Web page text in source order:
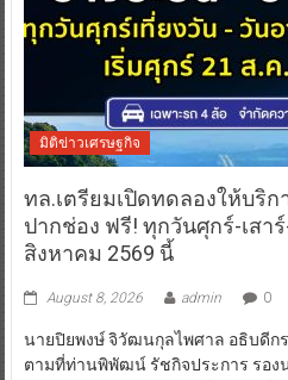
มิติข่าวเศรษฐกิจ
ทล.เตรียมเปิดทดลองให้บริก
ปากช่อง ฟรี! ทุกวันศุกร์-เสา
สิงหาคม 2569 นี้
August 8, 2026 admin 0
นายปิยพงษ์ จิวัฒนกุลไพศาล อธิบดีกร
ตามที่ท่านพิพัฒน์ รัชกิจประการ รอง